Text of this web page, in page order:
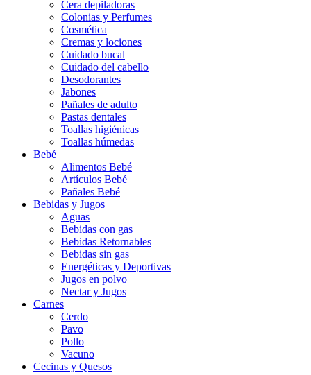
Cera depiladoras
Colonias y Perfumes
Cosmética
Cremas y lociones
Cuidado bucal
Cuidado del cabello
Desodorantes
Jabones
Pañales de adulto
Pastas dentales
Toallas higiénicas
Toallas húmedas
Bebé
Alimentos Bebé
Artículos Bebé
Pañales Bebé
Bebidas y Jugos
Aguas
Bebidas con gas
Bebidas Retornables
Bebidas sin gas
Energéticas y Deportivas
Jugos en polvo
Nectar y Jugos
Carnes
Cerdo
Pavo
Pollo
Vacuno
Cecinas y Quesos